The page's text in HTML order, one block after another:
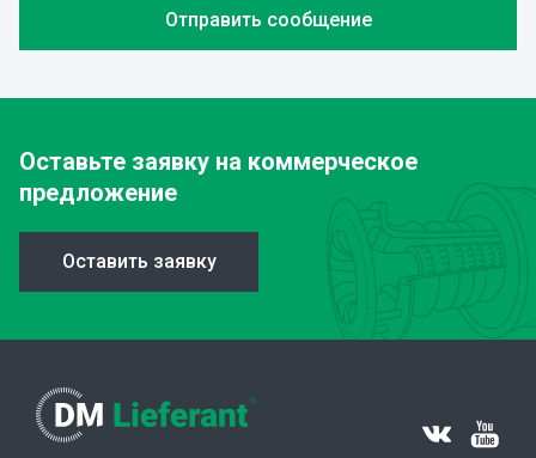
Оставьте заявку на коммерческое
предложение
Оставить заявку